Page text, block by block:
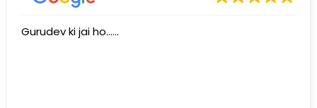
Gurudev ki jai ho......